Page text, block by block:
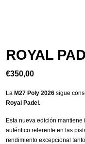
ROYAL
€350,00
La M27 Poly 2026 sigue
Royal Padel.
Esta nueva edición
auténtico referente en las
rendimiento excepcional